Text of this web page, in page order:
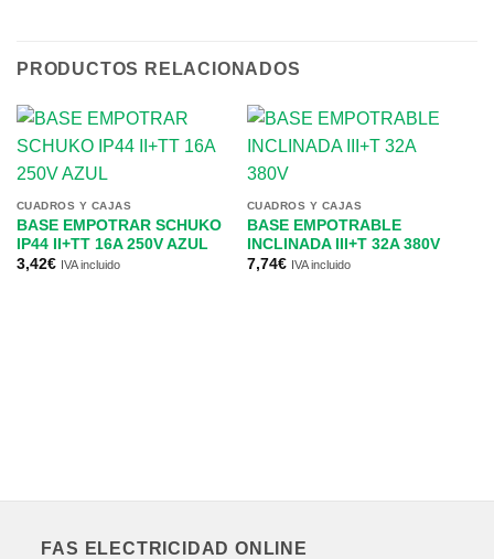
PRODUCTOS RELACIONADOS
CUADROS Y CAJAS
BASE EMPOTRAR SCHUKO
IP44 II+TT 16A 250V AZUL
3,42€ IVA incluido
CUADROS Y CAJAS
BASE EMPOTRABLE
INCLINADA III+T 32A 380V
7,74€ IVA incluido
FAS ELECTRICIDAD ONLINE